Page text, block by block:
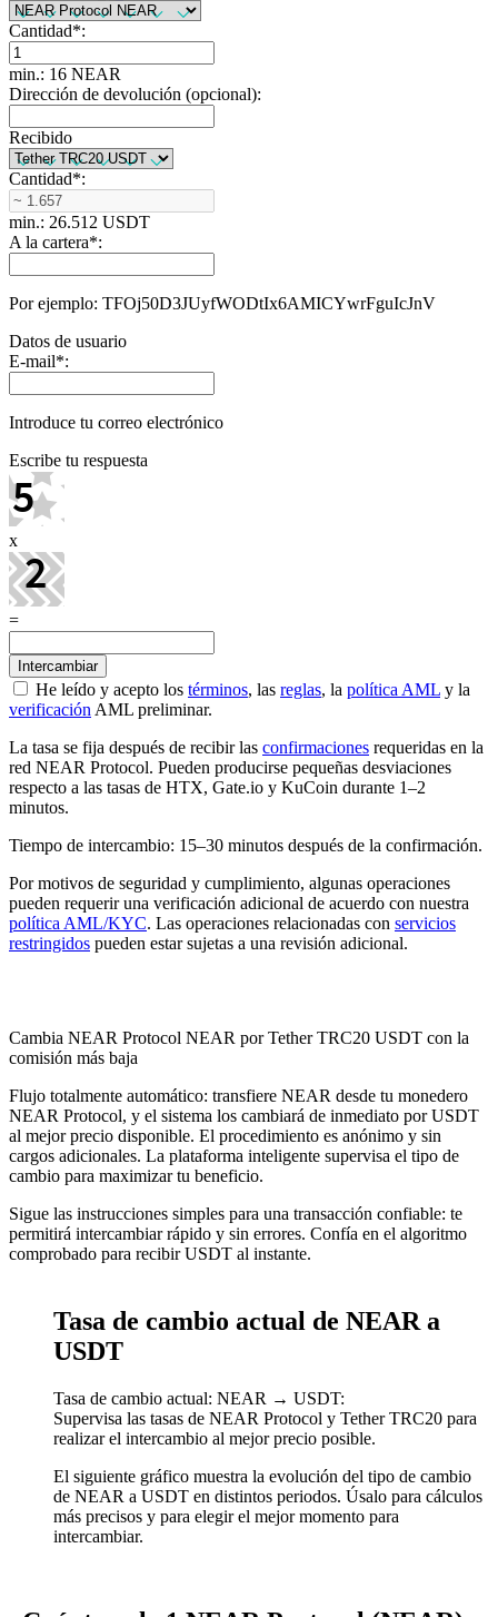
Cantidad*:
min.: 16 NEAR
Dirección de devolución (opcional):
Recibido
Cantidad*:
min.: 26.512 USDT
A la cartera*:
Por ejemplo: TFOj50D3JUyfWODtIx6AMICYwrFguIcJnV
Datos de usuario
E-mail*:
Introduce tu correo electrónico
Escribe tu respuesta
x
=
He leído y acepto los términos, las reglas, la política AML y la
verificaciónAML preliminar.
La tasa se fija después de recibir las confirmaciones requeridas en la
red NEAR Protocol. Pueden producirse pequeñas desviaciones
respecto a las tasas de HTX, Gate.io y KuCoin durante 1–2
minutos.
Tiempo de intercambio: 15–30 minutos después de la confirmación.
Por motivos de seguridad y cumplimiento, algunas operaciones
pueden requerir una verificación adicional de acuerdo con nuestra
política AML/KYC. Las operaciones relacionadas con servicios
restringidos pueden estar sujetas a una revisión adicional.
Cambia NEAR Protocol NEAR por Tether TRC20 USDT con la
comisión más baja
Flujo totalmente automático: transfiere NEAR desde tu monedero
NEAR Protocol, y el sistema los cambiará de inmediato por USDT
al mejor precio disponible. El procedimiento es anónimo y sin
cargos adicionales. La plataforma inteligente supervisa el tipo de
cambio para maximizar tu beneficio.
Sigue las instrucciones simples para una transacción confiable: te
permitirá intercambiar rápido y sin errores. Confía en el algoritmo
comprobado para recibir USDT al instante.
Tasa de cambio actual de NEAR a
USDT
Tasa de cambio actual: NEAR → USDT:
Supervisa las tasas de NEAR Protocol y Tether TRC20 para
realizar el intercambio al mejor precio posible.
El siguiente gráfico muestra la evolución del tipo de cambio
de NEAR a USDT en distintos periodos. Úsalo para cálculos
más precisos y para elegir el mejor momento para
intercambiar.